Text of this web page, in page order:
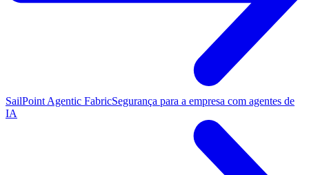
SailPoint Agentic FabricSegurança para a empresa com agentes de
IA